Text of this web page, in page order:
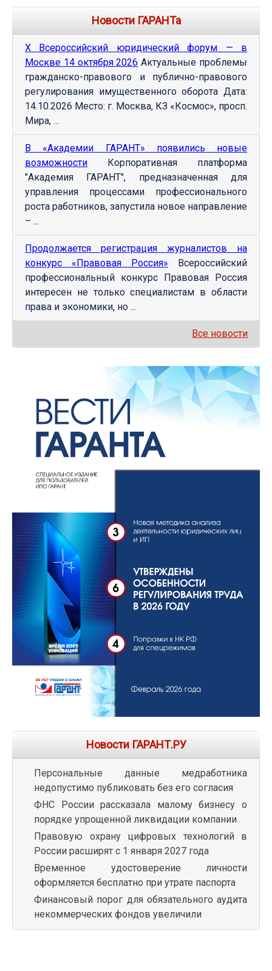
Новости ГАРАНТа
Х Всероссийский юридический форум — в
Москве 14 октября 2026 Актуальные проблемы
гражданско-правового и публично-правового
регулирования имущественного оборота Дата:
14.10.2026 Место: г. Москва, КЗ «Космос», просп.
Мира, ...
В «Академии ГАРАНТ» появились новые
возможности Корпоративная платформа
"Академия ГАРАНТ", предназначенная для
управления процессами профессионального
роста работников, запустила новое направление
– ...
Продолжается регистрация журналистов на
конкурс «Правовая Россия» Всероссийский
профессиональный конкурс Правовая Россия
интересен не только специалистам в области
права и экономики, но ...
Все новости
Новости ГАРАНТ.РУ
Персональные данные медработника
недопустимо публиковать без его согласия
ФНС России рассказала малому бизнесу о
порядке упрощенной ликвидации компании
Правовую охрану цифровых технологий в
России расширят с 1 января 2027 года
Временное удостоверение личности
оформляется бесплатно при утрате паспорта
Финансовый порог для обязательного аудита
некоммерческих фондов увеличили